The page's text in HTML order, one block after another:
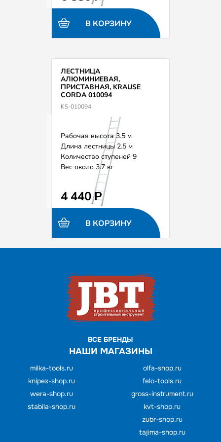
В КОРЗИНУ
ЛЕСТНИЦА
АЛЮМИНИЕВАЯ,
ПРИСТАВНАЯ, KRAUSE
CORDA 010094
KS-010094
Рабочая высота 3.5 м
Длина лестницы 2.5 м
Количество ступеней 9
Вес около 3.7 кг
4 440 Р
В КОРЗИНУ
ВСЕ БРЕНДЫ
НАШИ МАГАЗИНЫ
milka-tools.ru
knipex-shop.ru
wera-shop.ru
stabila-shop.ru
olfa-shop.ru
felo-tools.ru
gross-instrument.ru
kvt-shop.ru
zubr-shop.ru
tajima-shop.ru